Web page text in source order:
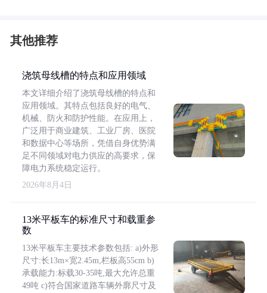
其他推荐
浇筑母线槽的特点和应用领域
本文详细介绍了浇筑母线槽的特点和
应用领域。其特点包括良好的电气、
机械、防火和防护性能。在应用上，
广泛用于商业建筑、工业厂房、医院
和数据中心等场所，凭借自身优势满
足不同领域对电力供应的高要求，保
障电力系统稳定运行。
2026年8月4日
13米平板车的标准尺寸和载重参
数
13米平板车主要技术参数包括: a)外形
尺寸:长13m×宽2.45m,栏板高55cm b)
承载能力:标载30-35吨,最大允许总重
49吨 c)符合国家道路车辆外廓尺寸及